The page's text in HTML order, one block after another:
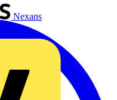
Nexans